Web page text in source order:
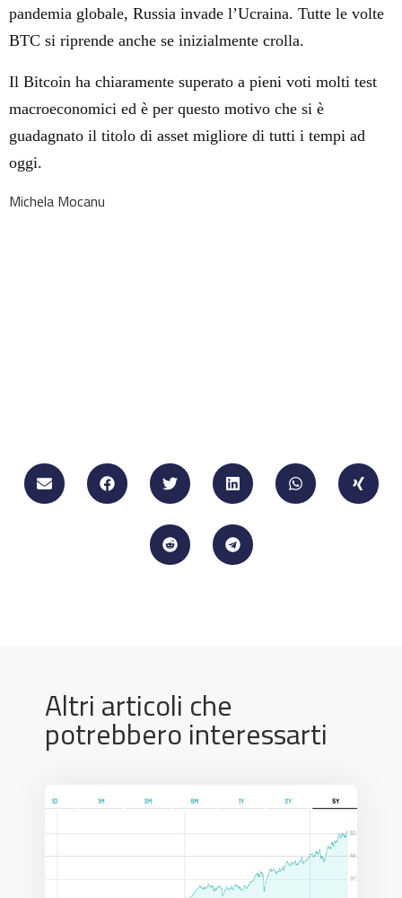
pandemia globale, Russia invade l’Ucraina. Tutte le volte
BTC si riprende anche se inizialmente crolla.
Il Bitcoin ha chiaramente superato a pieni voti molti test
macroeconomici ed è per questo motivo che si è
guadagnato il titolo di asset migliore di tutti i tempi ad
oggi.
Michela Mocanu
Altri articoli che
potrebbero interessarti